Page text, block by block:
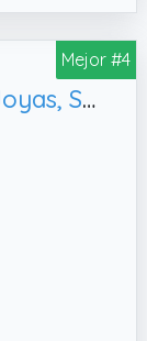
baño o
Mejor #4
SONGMICS Armario para Joyas, Superficie Blanca y Forro Gris JJC093W01